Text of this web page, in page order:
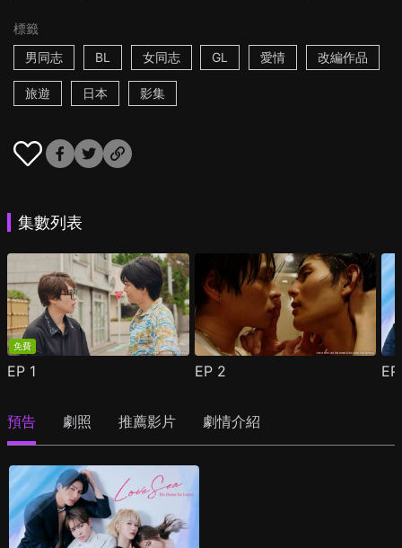
標籤
男同志
BL 女同志 GL 愛情 改編作品
旅遊 日本 影集
集數列表
免費
EP 1 EP 2
預告 劇照 推薦影片 劇情介紹